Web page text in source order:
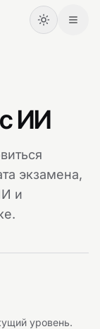
ИИ
экзамена,
и
уровень.